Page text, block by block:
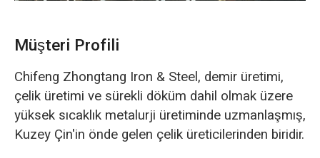
Müşteri Profili
Chifeng Zhongtang Iron & Steel, demir üretimi,
çelik üretimi ve sürekli döküm dahil olmak üzere
yüksek sıcaklık metalurji üretiminde uzmanlaşmış,
Kuzey Çin'in önde gelen çelik üreticilerinden biridir.